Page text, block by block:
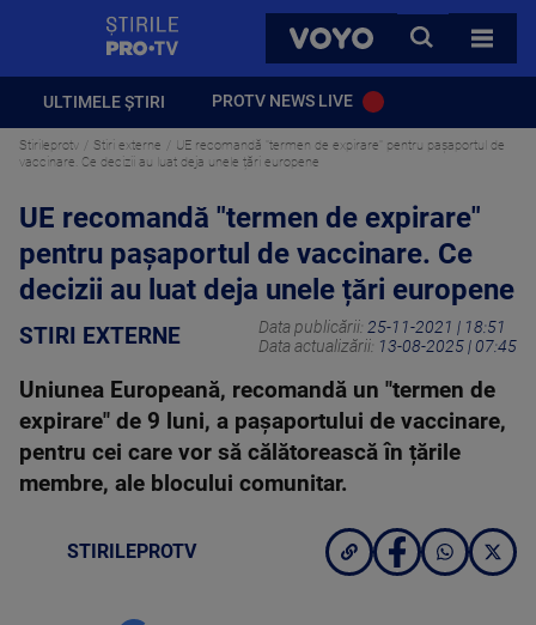
VOYO
CAUTA
TOATE
ULTIMELE ȘTIRI PROTV NEWS LIVE
Stirileprotv Stiri externe
UE recomandă "termen de expirare" pentru pașaportul de
vaccinare. Ce decizii au luat deja unele țări europene
UE recomandă "termen de expirare"
pentru pașaportul de vaccinare. Ce
decizii au luat deja unele țări europene
STIRI EXTERNE Data publicării: 25-11-2021 | 18:51
Data actualizării: 13-08-2025 | 07:45
Uniunea Europeană, recomandă un "termen de
expirare" de 9 luni, a pașaportului de vaccinare,
pentru cei care vor să călătorească în țările
membre, ale blocului comunitar.
STIRILEPROTV